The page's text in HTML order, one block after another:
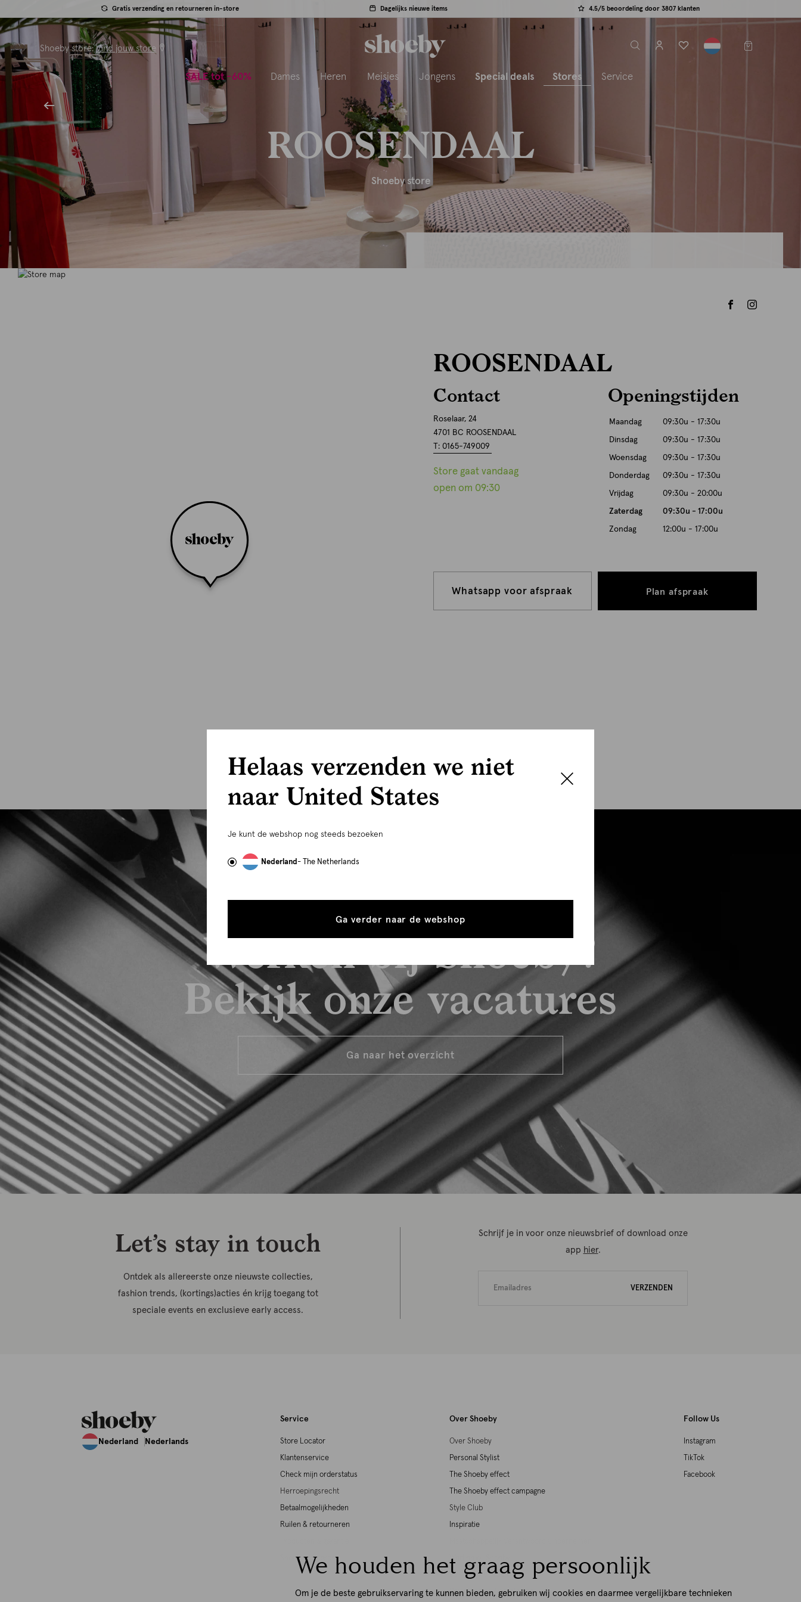
We houden het graag persoonlijk
Om je de beste gebruikservaring te kunnen bieden, gebruiken wij cookies en daarmee vergelijkbare technieken
Gratis verzending en retourneren in-store Dagelijks nieuwe items 4.5/5 beoordeling door 3807 klanten
Shoeby store:Vind jouw store
label.header.toggle
SALE tot -60% Dames Heren Meisjes Jongens Special deals Stores Service
ROOSENDAAL
Shoeby store
ROOSENDAAL
Contact
Roselaar, 24
4701 BC ROOSENDAAL
T: 0165-749009
Store gaat vandaag
open om 09:30
Whatsapp voor afspraak Plan afspraak
Openingstijden
Maandag 09:30u - 17:30u
Dinsdag 09:30u - 17:30u
Woensdag 09:30u - 17:30u
Donderdag 09:30u - 17:30u
Vrijdag 09:30u - 20:00u
Zaterdag 09:30u - 17:00u
Zondag 12:00u - 17:00u
Werken bij Shoeby?
Bekijk onze vacatures
Ga naar het overzicht
Let’s stay in touch
Ontdek als allereerste onze nieuwste collecties,
fashion trends, (kortings)acties én krijg toegang tot
speciale events en exclusieve early access.
Schrijf je in voor onze nieuwsbrief of download onze
app hier.
VERZENDEN
Nederland Nederlands
Service
Store Locator
Klantenservice
Check mijn orderstatus
Herroepingsrecht
Betaalmogelijkheden
Ruilen & retourneren
Shoeby giftcards
Over Shoeby
Over Shoeby
Personal Stylist
The Shoeby effect
The Shoeby effect campagne
Style Club
Inspiratie
Werken bij Shoeby
Download de iOS App
Download de Android App
Follow Us
Instagram
TikTok
Facebook
Helaas verzenden we niet
naar United States
Je kunt de webshop nog steeds bezoeken
Nederland- The Netherlands
Ga verder naar de webshop